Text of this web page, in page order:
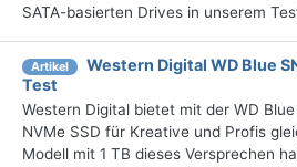
SATA-basierten Drives in unserem
Artikel
Western Digital WD Blue
Test
Western Digital bietet mit der WD
NVMe SSD für Kreative und Profis
Modell mit 1 TB dieses Versprechen